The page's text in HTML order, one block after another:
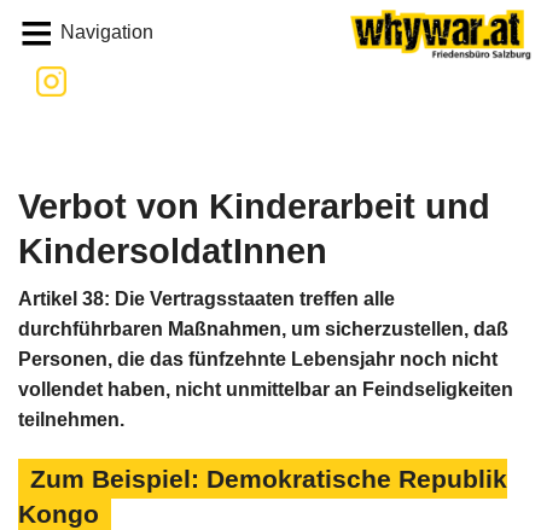
Navigation
Whywar
Verbot von Kinderarbeit und
KindersoldatInnen
Artikel 38: Die Vertragsstaaten treffen alle
durchführbaren Maßnahmen, um sicherzustellen, daß
Personen, die das fünfzehnte Lebensjahr noch nicht
vollendet haben, nicht unmittelbar an Feindseligkeiten
teilnehmen.
Zum Beispiel: Demokratische Republik
Kongo